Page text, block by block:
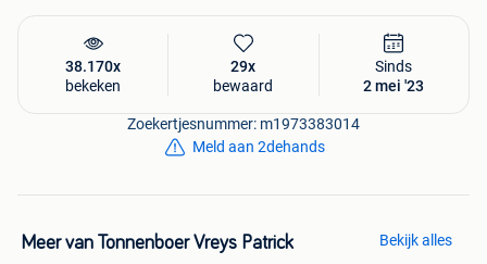
38.170x
bekeken
29x
bewaard
Sinds
2 mei '23
Zoekertjesnummer: m1973383014
Meld aan 2dehands
Meer van Tonnenboer Vreys Patrick Bekijk alles